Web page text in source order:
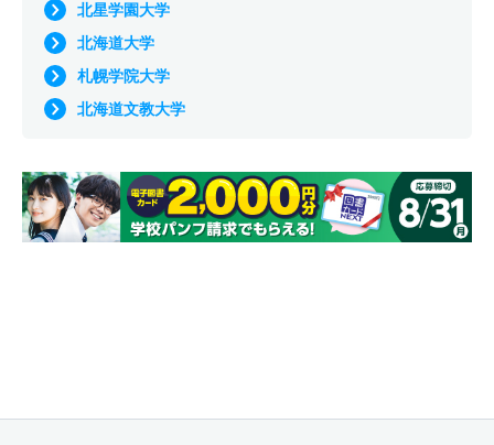
北星学園大学
北海道大学
札幌学院大学
北海道文教大学